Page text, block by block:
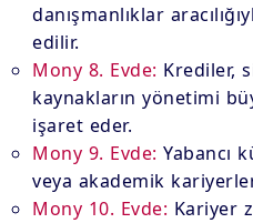
danışmanlıklar
edilir.
Mony 8. Evde: Krediler,
kaynakların yönetimi
işaret eder.
Mony 9. Evde: Yabancı
veya akademik
Mony 10. Evde: Kariyer